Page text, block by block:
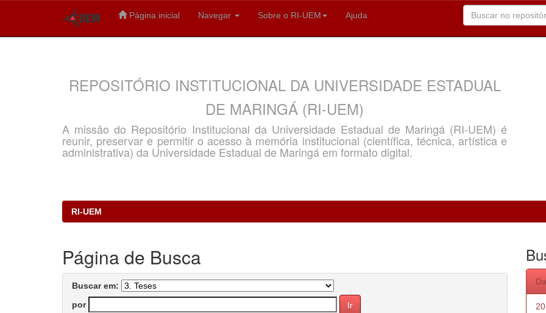
Página inicial Navegar Sobre o RI-UEM Ajuda
REPOSITÓRIO INSTITUCIONAL DA UNIVERSIDADE ESTADUAL
DE MARINGÁ (RI-UEM)
A missão do Repositório Institucional da Universidade Estadual de Maringá (RI-UEM) é
reunir, preservar e permitir o acesso à memória institucional (científica, técnica, artística e
administrativa) da Universidade Estadual de Maringá em formato digital.
RI-UEM
Página de Busca
Buscar em:
por